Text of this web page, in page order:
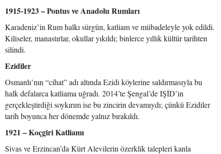
1915-1923 – Pontus ve Anadolu Rumları
Karadeniz’in Rum halkı sürgün, katliam ve mübadeleyle yok edildi.
Kiliseler, manastırlar, okullar yıkıldı; binlerce yıllık kültür tarihten
silindi.
Ezidiler
Osmanlı’nın “cihat” adı altında Ezidi köylerine saldırmasıyla bu
halk defalarca katliama uğradı. 2014’te Şengal’de IŞİD’in
gerçekleştirdiği soykırım ise bu zincirin devamıydı; çünkü Ezidiler
tarih boyunca her dönemde yalnız bırakıldı.
1921 – Koçgiri Katliamı
Sivas ve Erzincan’da Kürt Alevilerin özerklik talepleri kanla